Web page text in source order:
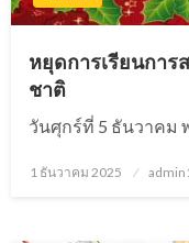
หยุดการเรียนการ
ชาติ
วันศุกร์ที่ 5 ธันวาคม
Posted
1 ธันวาคม 2025